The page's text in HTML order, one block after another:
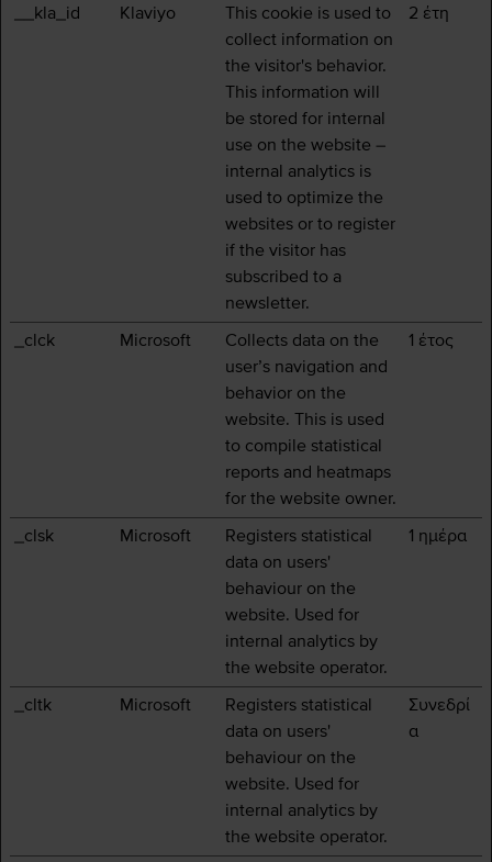
__kla_id Klaviyo
This cookie is used to
collect information on
the visitor's behavior.
This information will
be stored for internal
use on the website –
internal analytics is
used to optimize the
websites or to register
if the visitor has
subscribed to a
newsletter.
2 έτη
_clck Microsoft
Collects data on the
user’s navigation and
behavior on the
website. This is used
to compile statistical
reports and heatmaps
for the website owner.
1 έτος
_clsk Microsoft
Registers statistical
data on users'
behaviour on the
website. Used for
internal analytics by
the website operator.
1 ημέρα
_cltk Microsoft
Registers statistical
data on users'
behaviour on the
website. Used for
internal analytics by
the website operator.
Συνεδρί
α